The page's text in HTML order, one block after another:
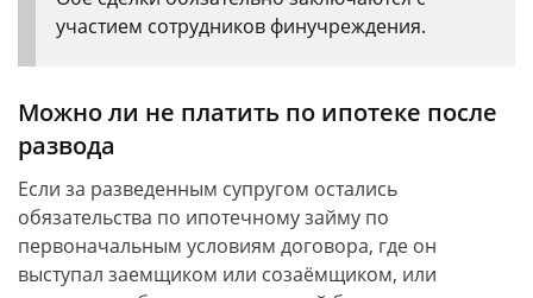
участием сотрудников финучреждения.
Можно ли не платить по ипотеке после
развода
Если за разведенным супругом остались
обязательства по ипотечному займу по
первоначальным условиям договора, где он
выступал заемщиком или созаёмщиком, или